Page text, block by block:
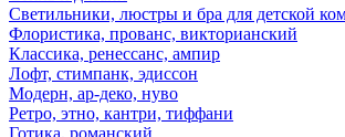
Светильники, люстры и бра для детской
Флористика, прованс, викторианский
Классика, ренессанс, ампир
Лофт, стимпанк, эдиссон
Модерн, ар-деко, нуво
Ретро, этно, кантри, тиффани
Готика, романский